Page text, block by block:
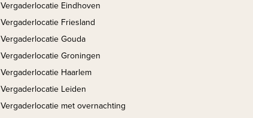
Vergaderlocatie Eindhoven
Vergaderlocatie Friesland
Vergaderlocatie Gouda
Vergaderlocatie Groningen
Vergaderlocatie Haarlem
Vergaderlocatie Leiden
Vergaderlocatie met overnachting